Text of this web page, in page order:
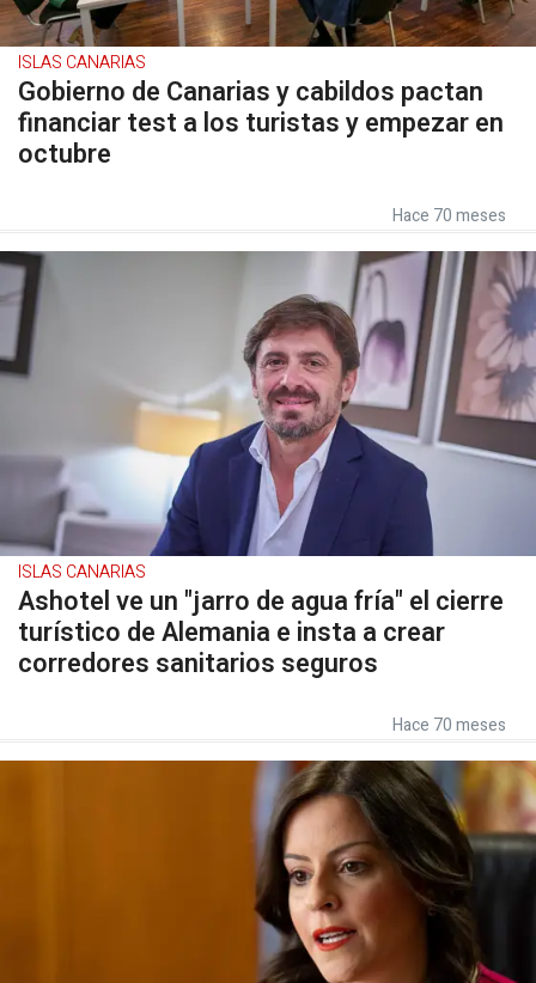
ISLAS CANARIAS
Gobierno de Canarias y cabildos pactan
financiar test a los turistas y empezar en
octubre
Hace 70 meses
ISLAS CANARIAS
Ashotel ve un "jarro de agua fría" el cierre
turístico de Alemania e insta a crear
corredores sanitarios seguros
Hace 70 meses